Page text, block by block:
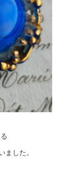
ました。